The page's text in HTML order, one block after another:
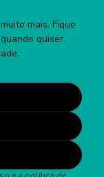
mais. Fique
quiser.